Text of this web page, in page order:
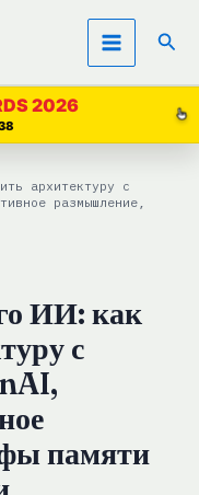
2026
архитектуру с
размышление,
ИИ: как
с
памяти